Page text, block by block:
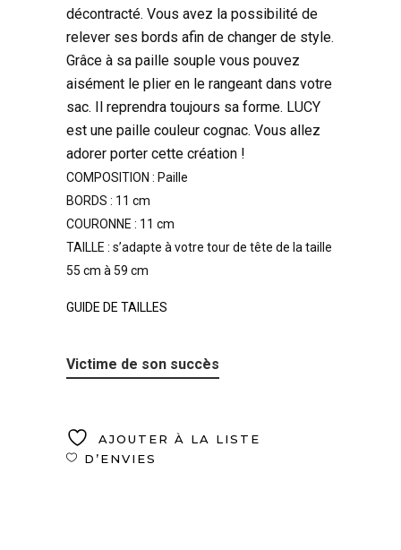
décontracté. Vous avez la possibilité de
relever ses bords afin de changer de style.
Grâce à sa paille souple vous pouvez
aisément le plier en le rangeant dans votre
sac. Il reprendra toujours sa forme. LUCY
est une paille couleur cognac. Vous allez
adorer porter cette création !
COMPOSITION : Paille
BORDS : 11 cm
COURONNE : 11 cm
TAILLE : s’adapte à votre tour de tête de la taille
55 cm à 59 cm
GUIDE DE TAILLES
Victime de son succès
AJOUTER À LA LISTE
D’ENVIES